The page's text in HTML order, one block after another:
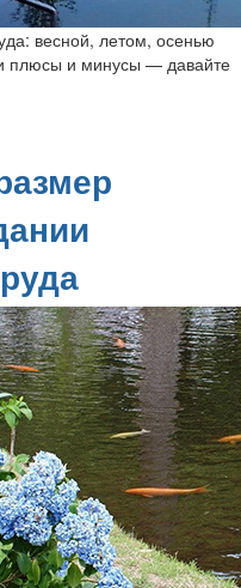
весной, летом, осенью
плюсы и минусы — давайте